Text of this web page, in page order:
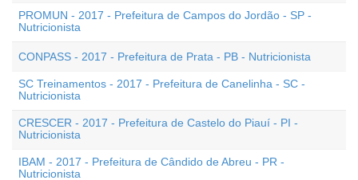
PROMUN - 2017 - Prefeitura de Campos do Jordão - SP -
Nutricionista
CONPASS - 2017 - Prefeitura de Prata - PB - Nutricionista
SC Treinamentos - 2017 - Prefeitura de Canelinha - SC -
Nutricionista
CRESCER - 2017 - Prefeitura de Castelo do Piauí - PI -
Nutricionista
IBAM - 2017 - Prefeitura de Cândido de Abreu - PR -
Nutricionista